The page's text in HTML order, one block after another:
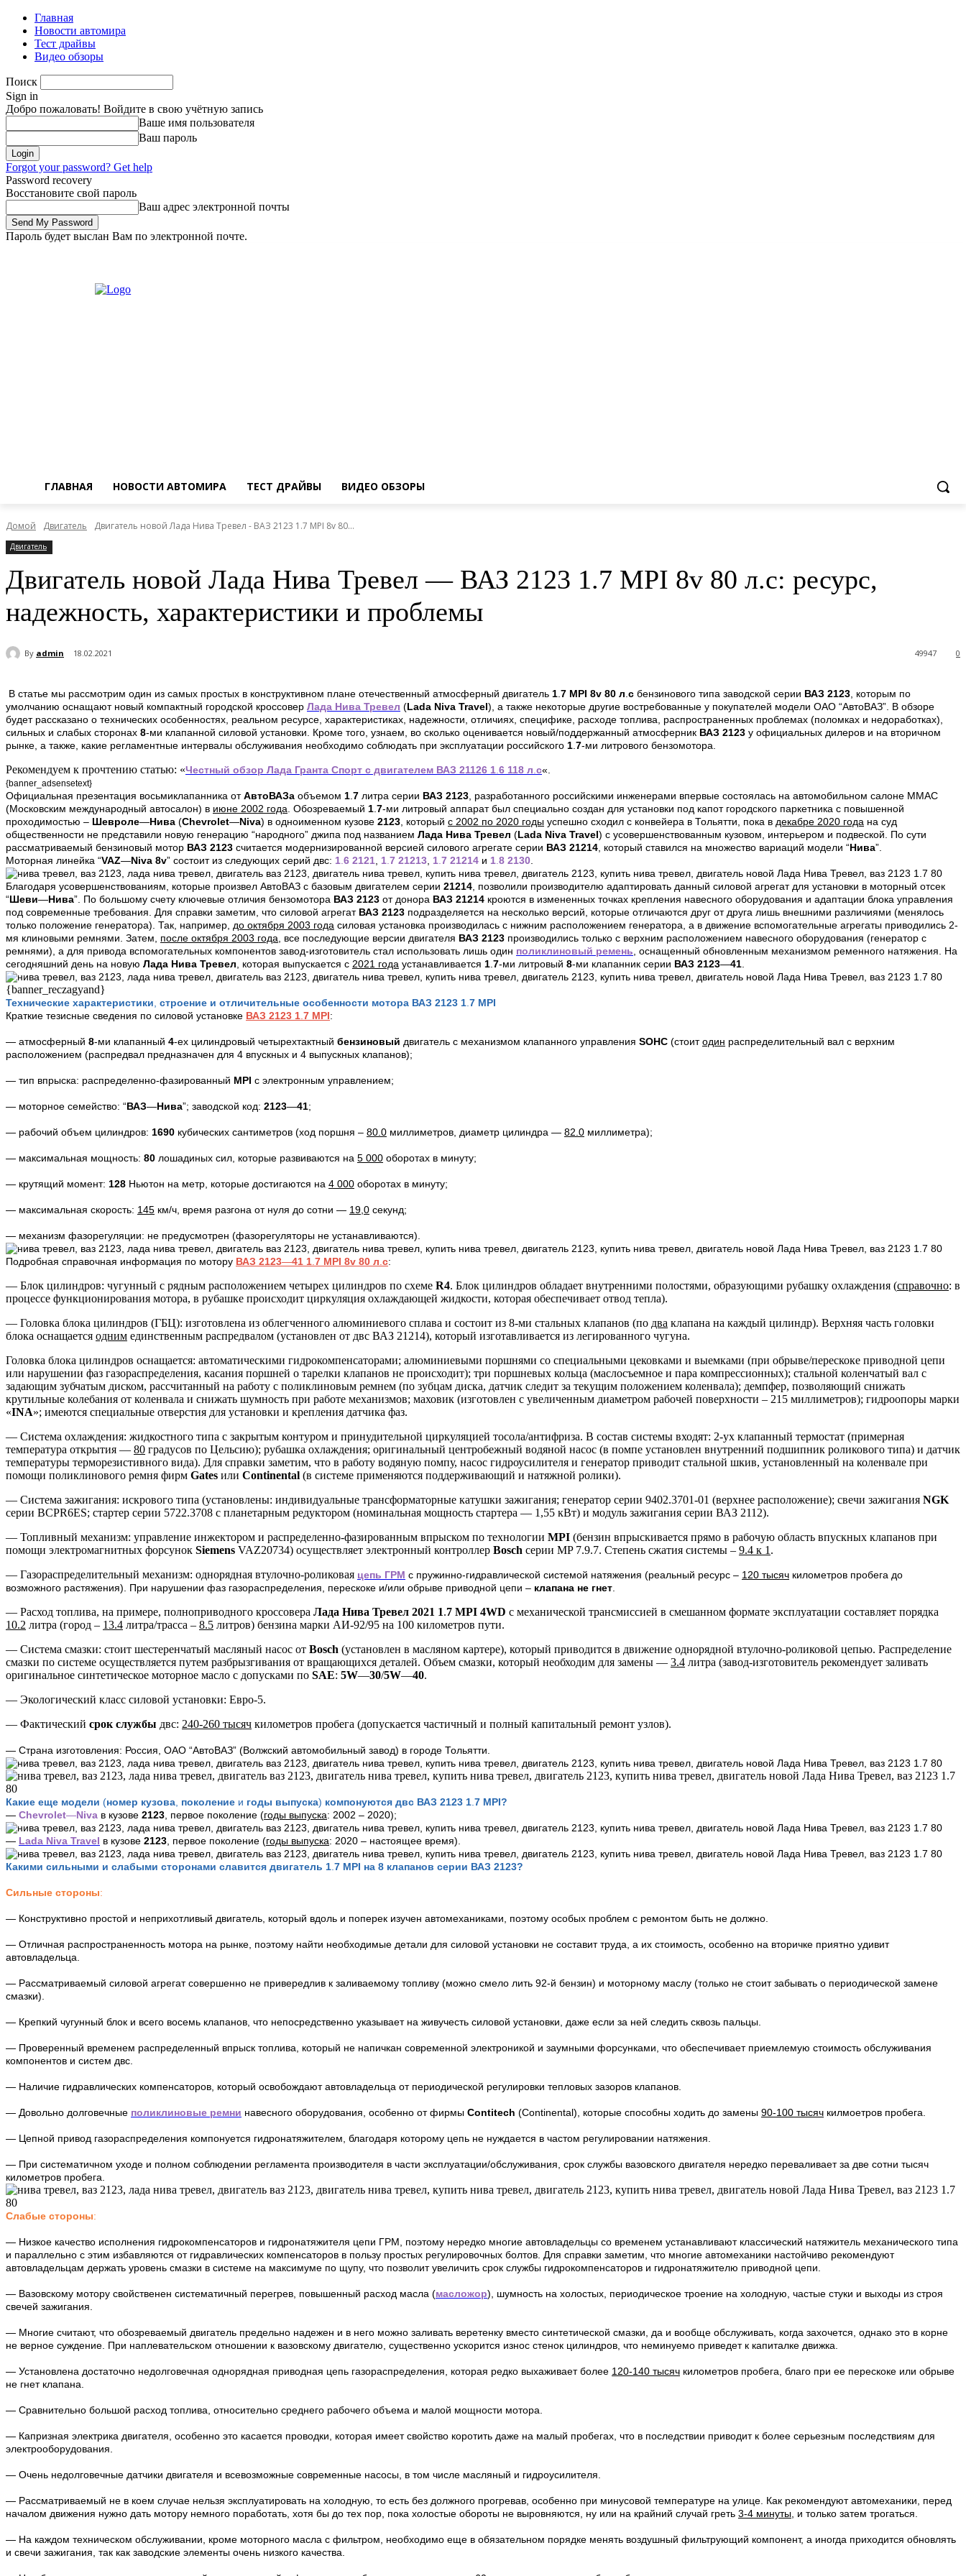
Главная
Новости автомира
Тест драйвы
Видео обзоры
Поиск
Sign in
Добро пожаловать! Войдите в свою учётную запись
Ваше имя пользователя
Ваш пароль
Forgot your password? Get help
Password recovery
Восстановите свой пароль
Ваш адрес электронной почты
Пароль будет выслан Вам по электронной почте.
ГЛАВНАЯ НОВОСТИ АВТОМИРА ТЕСТ ДРАЙВЫ ВИДЕО ОБЗОРЫ
Домой Двигатель Двигатель новой Лада Нива Тревел - ВАЗ 2123 1.7 MPI 8v 80...
Двигатель
Двигатель новой Лада Нива Тревел — ВАЗ 2123 1.7 MPI 8v 80 л.с: ресурс,
надежность, характеристики и проблемы
By admin 18.02.2021 0
49947
В статье мы рассмотрим один из самых простых в конструктивном плане отечественный атмосферный двигатель 1 7 MPI 8v 80 л с бензинового типа заводской серии ВАЗ 2123 , которым по
умолчанию оснащают новый компактный городской кроссовер Лада Нива Тревел (Lada Niva Travel), а также некоторые другие востребованные у покупателей модели ОАО “АвтоВАЗ”. В обзоре
будет рассказано о технических особенностях, реальном ресурсе, характеристиках, надежности, отличиях, специфике, расходе топлива, распространенных проблемах (поломках и недоработках),
сильных и слабых сторонах 8-ми клапанной силовой установки. Кроме того, узнаем, во сколько оценивается новый/поддержанный атмосферник ВАЗ 2123 у официальных дилеров и на вторичном
рынке, а также, какие регламентные интервалы обслуживания необходимо соблюдать при эксплуатации российского 1 7-ми литрового бензомотора.
Рекомендуем к прочтению статью: «Честный обзор Лада Гранта Спорт с двигателем ВАЗ 21126 1 6 118 л с«.
{banner_adsensetext}
Официальная презентация восьмиклапанника отАвтоВАЗа объемом 1 7 литра серии ВАЗ 2123 разработанного российскими инженерами впервые состоялась на автомобильном салоне ММАС
(Московским международный автосалон) в июне 2002 года . Обозреваемый 1 7-ми литровый аппарат был специально создан для установки под капот городского паркетника с повышенной
проходимостью – Шевроле—Нива (Chevrolet—Niva) в одноименном кузове 2123 , который с 2002 по 2020 годы успешно сходил с конвейера в Тольятти, пока в декабре 2020 года на суд
общественности не представили новую генерацию “народного” джипа под названием Лада Нива Тревел (Lada Niva Travel) с усовершенствованным кузовом, интерьером и подвеской. По сути
рассматриваемый бензиновый мотор ВАЗ 2123 считается модернизированной версией силового агрегате серии ВАЗ 21214 , который ставился на множество вариаций модели “Нива”.
Моторная линейка “VAZ—Niva 8v” состоит из следующих серий двс: 1 6 2121 1 7 21213 1 7 21214 и 1 8 2130
Благодаря усовершенствованиям, которые произвел АвтоВАЗ с базовым двигателем серии 21214 , позволили производителю адаптировать данный силовой агрегат для установки в моторный отсек
“Шеви—Нива”. По большому счету ключевые отличия бензомотора ВАЗ 2123 от донора ВАЗ 21214 кроются в измененных точках крепления навесного оборудования и адаптации блока управления
под современные требования. Для справки заметим, что силовой агрегат ВАЗ 2123 подразделяется на несколько версий, которые отличаются друг от друга лишь внешними различиями (менялось
только положение генератора). Так, например, до октября 2003 года силовая установка производилась с нижним расположением генератора, а в движение вспомогательные агрегаты приводились 2-
мя клиновыми ремнями. Затем, после октября 2003 года , все последующие версии двигателя ВАЗ 2123 производились только с верхним расположением навесного оборудования (генератор с
ремнями), а для привода вспомогательных компонентов завод-изготовитель стал использовать лишь один поликлиновый ремень , оснащенный обновленным механизмом ременного натяжения. На
сегодняшний день на новую Лада Нива Тревел , которая выпускается с 2021 года устанавливается 1 7-ми литровый 8-ми клапанник серии ВАЗ 2123—41
{banner_reczagyand}
Технические характеристики строение и отличительные особенности мотора ВАЗ 2123 1 7 MPI
Краткие тезисные сведения по силовой установке ВАЗ 2123 1 7 MPI:
— атмосферный 8-ми клапанный 4-ех цилиндровый четырехтактный бензиновый двигатель с механизмом клапанного управления SOHC (стоитодин распределительный вал с верхним
расположением (распредвал предназначен для 4 впускных и 4 выпускных клапанов);
— тип впрыска: распределенно-фазированный MPI с электронным управлением;
— моторное семейство: “ВАЗ—Нива”; заводской код: 2123—41;
— рабочий объем цилиндров: 1690 кубических сантиметров (ход поршня – 80.0 миллиметров, диаметр цилиндра — 82.0 миллиметра);
— максимальная мощность: 80 лошадиных сил, которые развиваются на 5 000 оборотах в минуту;
— крутящий момент: 128 Ньютон на метр, которые достигаются на 4 000 оборотах в минуту;
— максимальная скорость: 145 км/ч, время разгона от нуля до сотни — 19,0 секунд;
— механизм фазорегуляции: не предусмотрен (фазорегуляторы не устанавливаются).
Подробная справочная информация по мотору ВАЗ 2123—41 1 7 MPI 8v 80 л с:
— Блок цилиндров: чугунный с рядным расположением четырех цилиндров по схеме R4. Блок цилиндров обладает внутренними полостями, образующими рубашку охлаждения (справочно: в
процессе функционирования мотора, в рубашке происходит циркуляция охлаждающей жидкости, которая обеспечивает отвод тепла).
— Головка блока цилиндров (ГБЦ): изготовлена из облегченного алюминиевого сплава и состоит из 8-ми стальных клапанов (по два клапана на каждый цилиндр). Верхняя часть головки
блока оснащается одним единственным распредвалом (установлен от двс ВАЗ 21214), который изготавливается из легированного чугуна.
Головка блока цилиндров оснащается: автоматическими гидрокомпенсаторами; алюминиевыми поршнями со специальными цековками и выемками (при обрыве/перескоке приводной цепи
или нарушении фаз газораспределения, касания поршней о тарелки клапанов не происходит); три поршневых кольца (маслосъемное и пара компрессионных); стальной коленчатый вал с
задающим зубчатым диском, рассчитанный на работу с поликлиновым ремнем (по зубцам диска, датчик следит за текущим положением коленвала); демпфер, позволяющий снижать
крутильные колебания от коленвала и снижать шумность при работе механизмов; маховик (изготовлен с увеличенным диаметром рабочей поверхности – 215 миллиметров); гидроопоры марки
«INA»; имеются специальные отверстия для установки и крепления датчика фаз.
— Система охлаждения: жидкостного типа с закрытым контуром и принудительной циркуляцией тосола/антифриза. В состав системы входят: 2-ух клапанный термостат (примерная
температура открытия — 80 градусов по Цельсию); рубашка охлаждения; оригинальный центробежный водяной насос (в помпе установлен внутренний подшипник роликового типа) и датчик
температуры терморезистивного вида). Для справки заметим, что в работу водяную помпу, насос гидроусилителя и генератор приводит стальной шкив, установленный на коленвале при
помощи поликлинового ремня фирм Gates или Continental (в системе применяются поддерживающий и натяжной ролики).
— Система зажигания: искрового типа (установлены: индивидуальные трансформаторные катушки зажигания; генератор серии 9402.3701-01 (верхнее расположение); свечи зажигания NGK
серии BCPR6ES; стартер серии 5722.3708 с планетарным редуктором (номинальная мощность стартера — 1,55 кВт) и модуль зажигания серии ВАЗ 2112).
— Топливный механизм: управление инжектором и распределенно-фазированным впрыском по технологии MPI (бензин впрыскивается прямо в рабочую область впускных клапанов при
помощи электромагнитных форсунок Siemens VAZ20734) осуществляет электронный контроллер Bosch серии MP 7.9.7. Степень сжатия системы – 9.4 к 1 .
— Газораспределительный механизм: однорядная втулочно-роликовая цепь ГРМ с пружинно-гидравлической системой натяжения (реальный ресурс – 120 тысяч километров пробега до
возможного растяжения). При нарушении фаз газораспределения, перескоке и/или обрыве приводной цепи – клапана не гнет
— Расход топлива, на примере, полноприводного кроссовера Лада Нива Тревел 2021 1.7 MPI 4WD с механической трансмиссией в смешанном формате эксплуатации составляет порядка
10.2 литра (город – 13.4 литра/трасса – 8.5 литров) бензина марки АИ-92/95 на 100 километров пути.
— Система смазки: стоит шестеренчатый масляный насос от Bosch (установлен в масляном картере), который приводится в движение однорядной втулочно-роликовой цепью. Распределение
смазки по системе осуществляется путем разбрызгивания от вращающихся деталей. Объем смазки, который необходим для замены — 3.4 литра (завод-изготовитель рекомендует заливать
оригинальное синтетическое моторное масло с допусками по SAE: 5W—30/5W—40.
— Экологический класс силовой установки: Евро-5.
— Фактический срок службы двс: 240-260 тысяч километров пробега (допускается частичный и полный капитальный ремонт узлов).
— Страна изготовления: Россия, ОАО “АвтоВАЗ” (Волжский автомобильный завод) в городе Тольятти.
Какие еще модели (номер кузова поколение и годы выпуска) компонуются двс ВАЗ 2123 1 7 MPI?
— Chevrolet—Niva в кузове 2123 , первое поколение (годы выпуска: 2002 – 2020);
— Lada Niva Travel в кузове 2123 , первое поколение (годы выпуска: 2020 – настоящее время).
Какими сильными и слабыми сторонами славится двигатель 1 7 MPI на 8 клапанов серии ВАЗ 2123?
Сильные стороны:
— Конструктивно простой и неприхотливый двигатель, который вдоль и поперек изучен автомеханиками, поэтому особых проблем с ремонтом быть не должно.
— Отличная распространенность мотора на рынке, поэтому найти необходимые детали для силовой установки не составит труда, а их стоимость, особенно на вторичке приятно удивит
автовладельца.
— Рассматриваемый силовой агрегат совершенно не привередлив к заливаемому топливу (можно смело лить 92-й бензин) и моторному маслу (только не стоит забывать о периодической замене
смазки).
— Крепкий чугунный блок и всего восемь клапанов, что непосредственно указывает на живучесть силовой установки, даже если за ней следить сквозь пальцы.
— Проверенный временем распределенный впрыск топлива, который не напичкан современной электроникой и заумными форсунками, что обеспечивает приемлемую стоимость обслуживания
компонентов и систем двс.
— Наличие гидравлических компенсаторов, который освобождают автовладельца от периодической регулировки тепловых зазоров клапанов.
— Довольно долговечные поликлиновые ремни навесного оборудования, особенно от фирмы Contitech (Continental), которые способны ходить до замены 90-100 тысяч килмоетров пробега.
— Цепной привод газораспределения компонуется гидронатяжителем, благодаря которому цепь не нуждается в частом регулировании натяжения.
— При систематичном уходе и полном соблюдении регламента производителя в части эксплуатации/обслуживания, срок службы вазовского двигателя нередко переваливает за две сотни тысяч
километров пробега.
Слабые стороны:
— Низкое качество исполнения гидрокомпенсаторов и гидронатяжителя цепи ГРМ, поэтому нередко многие автовладельцы со временем устанавливают классический натяжитель механического типа
и параллельно с этим избавляются от гидравлических компенсаторов в пользу простых регулировочных болтов. Для справки заметим, что многие автомеханики настойчиво рекомендуют
автовладельцам держать уровень смазки в системе на максимуме по щупу, что позволит увеличить срок службы гидрокомпенсаторов и гидронатяжителю приводной цепи.
— Вазовскому мотору свойственен систематичный перегрев, повышенный расход масла (масложор), шумность на холостых, периодическое троение на холодную, частые стуки и выходы из строя
свечей зажигания.
— Многие считают, что обозреваемый двигатель предельно надежен и в него можно заливать веретенку вместо синтетической смазки, да и вообще обслуживать, когда захочется, однако это в корне
не верное суждение. При наплевательском отношении к вазовскому двигателю, существенно ускорится износ стенок цилиндров, что неминуемо приведет к капиталке движка.
— Установлена достаточно недолговечная однорядная приводная цепь газораспределения, которая редко выхаживает более 120-140 тысяч километров пробега, благо при ее перескоке или обрыве
не гнет клапана.
— Сравнительно большой расход топлива, относительно среднего рабочего объема и малой мощности мотора.
— Капризная электрика двигателя, особенно это касается проводки, которая имеет свойство коротить даже на малый пробегах, что в последствии приводит к более серьезным последствиям для
электрооборудования.
— Очень недолговечные датчики двигателя и всевозможные современные насосы, в том числе масляный и гидроусилителя.
— Рассматриваемый не в коем случае нельзя эксплуатировать на холодную, то есть без должного прогревав, особенно при минусовой температуре на улице. Как рекомендуют автомеханики, перед
началом движения нужно дать мотору немного поработать, хотя бы до тех пор, пока холостые обороты не выровняются, ну или на крайний случай греть 3-4 минуты , и только затем трогаться.
— На каждом техническом обслуживании, кроме моторного масла с фильтром, необходимо еще в обязательном порядке менять воздушный фильтрующий компонент, а иногда приходится обновлять
и свечи зажигания, так как заводские элементы очень низкого качества.